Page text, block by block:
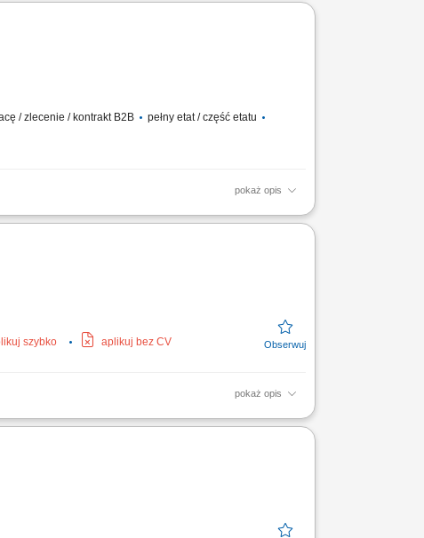
/ zlecenie / kontrakt B2B
pełny etat / część etatu
pokaż opis
dializowanych; Wdrażanie i kontrola procedur
szybko aplikuj bez CV
pokaż opis
office documents. Assisting in scheduling